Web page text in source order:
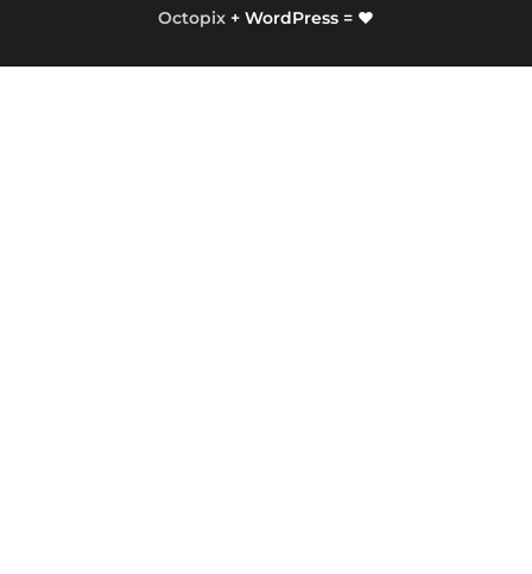
Octopix + WordPress = ❤